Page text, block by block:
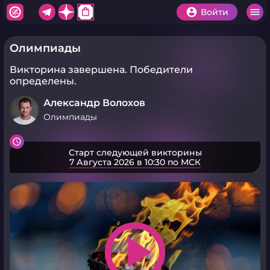
shopping_bag Войти
Олимпиады
Викторина завершена. Победители
определены.
Александр Волохов
Олимпиады
Старт следующей викторины
7 Августа 2026 в 10:30 по МСК
play_arrow